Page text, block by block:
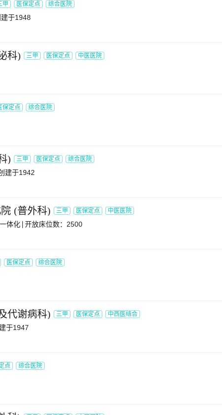
甲 医保定点 综合医院
于1948
科) 三甲 医保定点 中医医院
保定点 综合医院
) 三甲 医保定点 综合医院
建于1942
(普外科) 三甲 医保定点 中医医院
体化 开放床位数：2500
医保定点 综合医院
代谢病科) 三甲 医保定点 中西医结合
于1947
点 综合医院